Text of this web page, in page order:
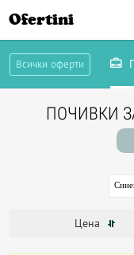
Ofertini
Всички оферти
ПОЧИВКИ
Цена